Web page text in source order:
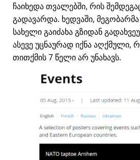
ჩაიხედა თვალებში, რის
გადავარდა. ხედვაში,
სახელი გაიძახა გზიდან
ასევე უცნაურად იქნა აღქმული,
თითქმის 7 წელი არ უნახავს.